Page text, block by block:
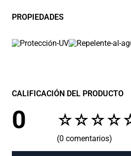
PROPIEDADES
CALIFICACIÓN DEL PRODUCTO
☆☆☆☆
0
(0 comentarios)